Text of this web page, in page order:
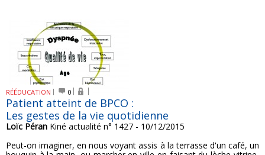
RÉÉDUCATION 0
Patient atteint de BPCO :
Les gestes de la vie quotidienne
Loïc Péran Kiné actualité n° 1427 - 10/12/2015
Peut-on imaginer, en nous voyant assis à la terrasse d'un café, un